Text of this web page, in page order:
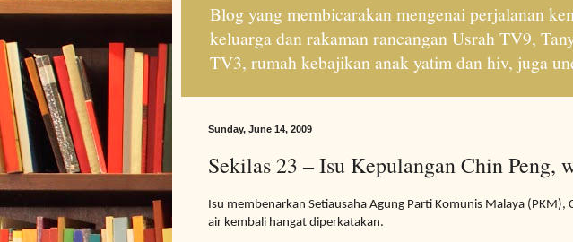
Blog yang membicarakan mengenai perjalanan
keluarga dan rakaman rancangan Usrah TV9,
TV3, rumah kebajikan anak yatim dan hiv, juga
Sunday, June 14, 2009
Sekilas 23 – Isu Kepulangan Chin Peng,
Isu membenarkan Setiausaha Agung Parti Komunis Malaya (PKM),
air kembali hangat diperkatakan.